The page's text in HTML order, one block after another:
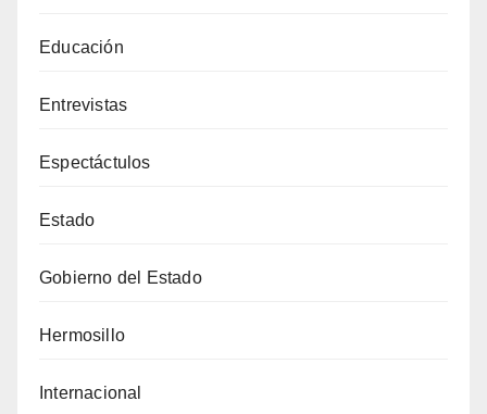
Educación
Entrevistas
Espectáctulos
Estado
Gobierno del Estado
Hermosillo
Internacional